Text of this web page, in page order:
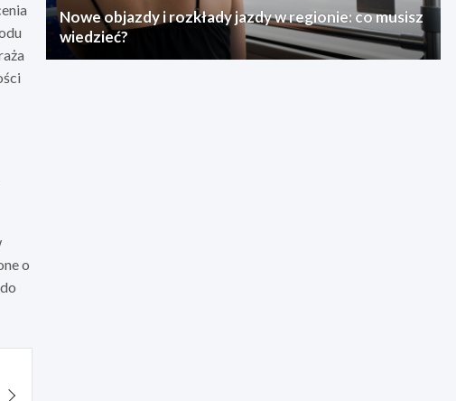
o
Nowe objazdy i rozkłady jazdy w regionie: co musisz
wiedzieć?